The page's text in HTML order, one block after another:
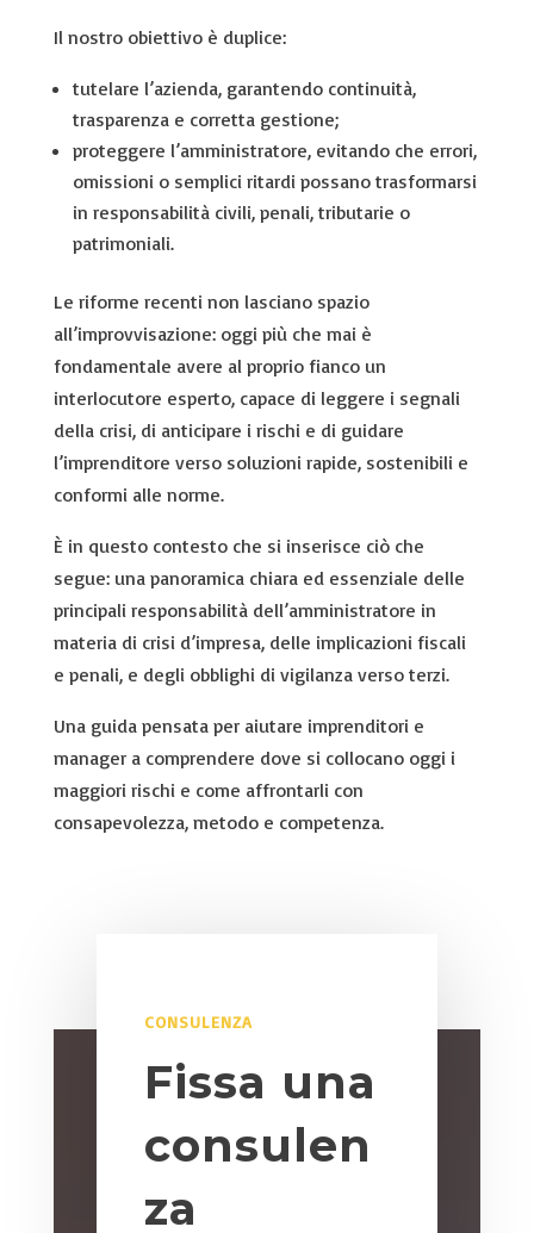
Il nostro obiettivo è duplice:
tutelare l’azienda, garantendo continuità,
trasparenza e corretta gestione;
proteggere l’amministratore, evitando che errori,
omissioni o semplici ritardi possano trasformarsi
in responsabilità civili, penali, tributarie o
patrimoniali.
Le riforme recenti non lasciano spazio
all’improvvisazione: oggi più che mai è
fondamentale avere al proprio fianco un
interlocutore esperto, capace di leggere i segnali
della crisi, di anticipare i rischi e di guidare
l’imprenditore verso soluzioni rapide, sostenibili e
conformi alle norme.
È in questo contesto che si inserisce ciò che
segue: una panoramica chiara ed essenziale delle
principali responsabilità dell’amministratore in
materia di crisi d’impresa, delle implicazioni fiscali
e penali, e degli obblighi di vigilanza verso terzi.
Una guida pensata per aiutare imprenditori e
manager a comprendere dove si collocano oggi i
maggiori rischi e come affrontarli con
consapevolezza, metodo e competenza.
CONSULENZA
Fissa una
consulen
za